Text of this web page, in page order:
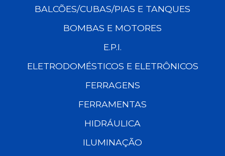
BALCÕES/CUBAS/PIAS E TANQUES
BOMBAS E MOTORES
E.P.I.
ELETRODOMÉSTICOS E ELETRÔNICOS
FERRAGENS
FERRAMENTAS
HIDRÁULICA
ILUMINAÇÃO